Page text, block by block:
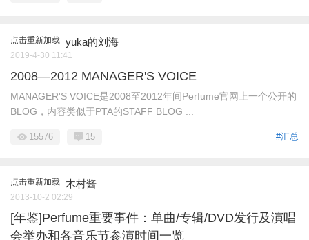
点击重新加载 yuka的刘海
2019-4-30 11:41
2008—2012 MANAGER'S VOICE
MANAGER'S VOICE是2008至2012年间Perfume官网上一个公开的
BLOG，内容类似于PTA的STAFF BLOG ...
#汇总
15576 15
点击重新加载 木村酱
2013-10-2 02:29
[年鉴]Perfume重要事件：单曲/专辑/DVD发行及演唱
会举办和各音乐节参演时间一览